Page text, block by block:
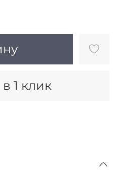
1 клик